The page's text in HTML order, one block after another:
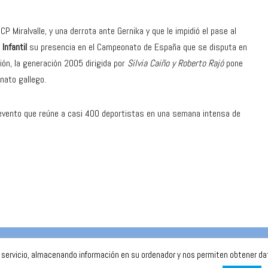
Miralvalle, y una derrota ante Gernika y que le impidió el pase al
Infantil su presencia en el Campeonato de España que se disputa en
la generación 2005 dirigida por Silvia Caiño y Roberto Rajópone
gallego.
que reúne a casi 400 deportistas en una semana intensa de
almacenando información en su ordenador y nos permiten obtener